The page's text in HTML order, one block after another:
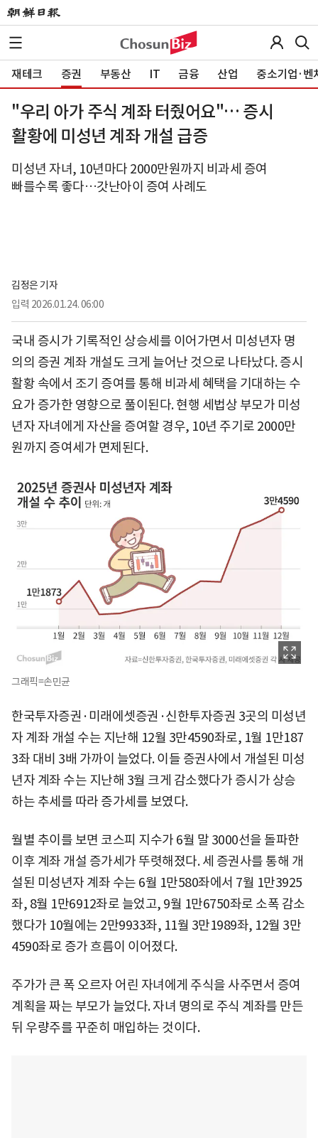
재테크 증권 부동산 IT 금융 산업 중소기업·벤
"우리 아가 주식 계좌 터줬어요"… 증시
활황에 미성년 계좌 개설 급증
미성년 자녀, 10년마다 2000만원까지 비과세 증여
빠를수록 좋다…갓난아이 증여 사례도
김정은 기자
입력 2026.01.24. 06:00
국내 증시가 기록적인 상승세를 이어가면서 미성년자 명
의의 증권 계좌 개설도 크게 늘어난 것으로 나타났다. 증시
활황 속에서 조기 증여를 통해 비과세 혜택을 기대하는 수
요가 증가한 영향으로 풀이된다. 현행 세법상 부모가 미성
년자 자녀에게 자산을 증여할 경우, 10년 주기로 2000만
원까지 증여세가 면제된다.
그래픽=손민균
한국투자증권·미래에셋증권·신한투자증권 3곳의 미성년
자 계좌 개설 수는 지난해 12월 3만4590좌로, 1월 1만187
3좌 대비 3배 가까이 늘었다. 이들 증권사에서 개설된 미성
년자 계좌 수는 지난해 3월 크게 감소했다가 증시가 상승
하는 추세를 따라 증가세를 보였다.
월별 추이를 보면 코스피 지수가 6월 말 3000선을 돌파한
이후 계좌 개설 증가세가 뚜렷해졌다. 세 증권사를 통해 개
설된 미성년자 계좌 수는 6월 1만580좌에서 7월 1만3925
좌, 8월 1만6912좌로 늘었고, 9월 1만6750좌로 소폭 감소
했다가 10월에는 2만9933좌, 11월 3만1989좌, 12월 3만
4590좌로 증가 흐름이 이어졌다.
주가가 큰 폭 오르자 어린 자녀에게 주식을 사주면서 증여
계획을 짜는 부모가 늘었다. 자녀 명의로 주식 계좌를 만든
뒤 우량주를 꾸준히 매입하는 것이다.